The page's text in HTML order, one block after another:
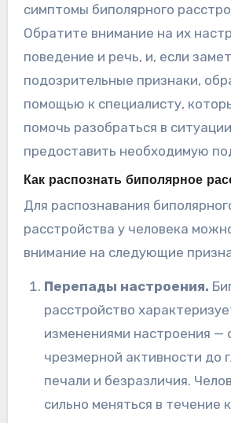
симптомы биполярного
Обратите внимание на их
поведение и речь, и, если
подозрительные признаки,
помощью к специалисту,
помочь разобраться в
предоставить необходимую
Как распознать биполярное
Для распознавания
расстройства у человека
внимание на следующие
Перепады настроения.
расстройство
изменениями настроения —
чрезмерной активности до
печали и безразличия.
сильно меняться в течение